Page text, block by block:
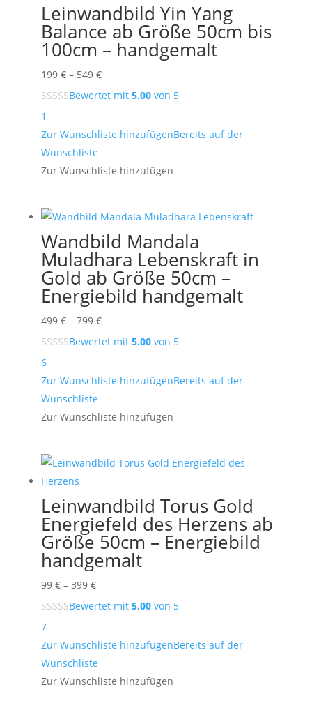
Leinwandbild Yin Yang
Balance ab Größe 50cm bis
100cm – handgemalt
199 € – 549 €Preisspanne:
199 €
549 €
Bewertet mit 5.00von 5
1
Zur Wunschliste hinzufügenBereits auf der
Wunschliste
Zur Wunschliste hinzufügen
Wandbild Mandala
Muladhara Lebenskraft in
Gold ab Größe 50cm –
Energiebild handgemalt
499 € – 799 €Preisspanne:
499 €
799 €
Bewertet mit 5.00von 5
6
Zur Wunschliste hinzufügenBereits auf der
Wunschliste
Zur Wunschliste hinzufügen
Leinwandbild Torus Gold
Energiefeld des Herzens ab
Größe 50cm – Energiebild
handgemalt
99 € – 399 €Preisspanne:
99 €
399 €
Bewertet mit 5.00von 5
7
Zur Wunschliste hinzufügenBereits auf der
Wunschliste
Zur Wunschliste hinzufügen